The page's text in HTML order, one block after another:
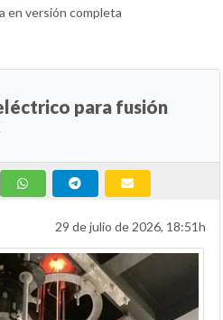
en versión completa
para fusión
29 de julio de 2026, 18:51h